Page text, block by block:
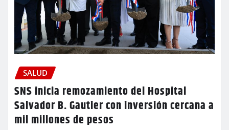
SALUD
SNS inicia remozamiento del Hospital
Salvador B. Gautier con inversión cercana a
mil millones de pesos